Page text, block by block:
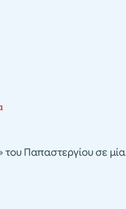
του Παπαστεργίου σε μία